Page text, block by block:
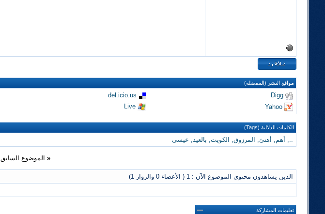
مواقع النشر (المفضلة)
Digg
del.icio.us
Yahoo
Live
الكلمات الدلالية (Tags)
..
, أهم, أهنئ, المرزوق, الكويت, بالعيد, عيسى
« الموضوع السابق
الذين يشاهدون محتوى الموضوع الآن : 1 ( الأعضاء 0 والزوار 1)
تعليمات المشاركة